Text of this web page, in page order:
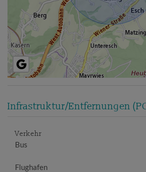
Infrastruktur/Entfernungen
Verkehr
Bus
Flughafen